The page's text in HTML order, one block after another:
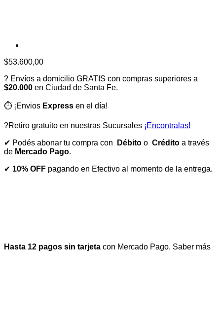
$53.600,00
? Envíos a domicilio GRATIS con compras superiores a
$20.000 en Ciudad de Santa Fe.
⏱️ ¡Envios Express en el día!
?Retiro gratuito en nuestras Sucursales ¡Encontralas!
✔ Podés abonar tu compra con Débito o Crédito a través
de Mercado Pago.
✔ 10% OFF pagando en Efectivo al momento de la entrega.
Hasta 12 pagos sin tarjeta con Mercado Pago. Saber más